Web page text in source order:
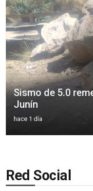
Sismo de 5.0
Junín
hace 1 día
Red Social